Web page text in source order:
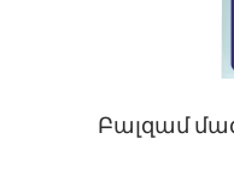
Բալզամ մազի